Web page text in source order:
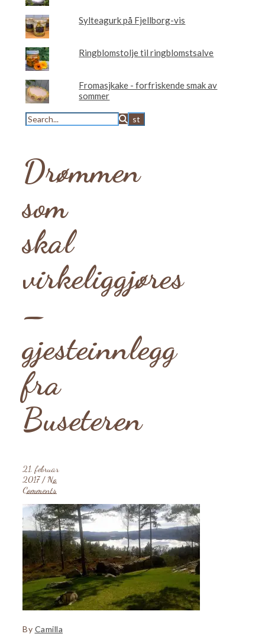
Sylteagurk på Fjellborg-vis
Ringblomstolje til ringblomstsalve
Fromasjkake - forfriskende smak av
sommer
Drømmen
som
skal
virkeliggjøres
–
gjesteinnlegg
fra
Buseteren
21. februar
2017 / No
Comments
By Camilla